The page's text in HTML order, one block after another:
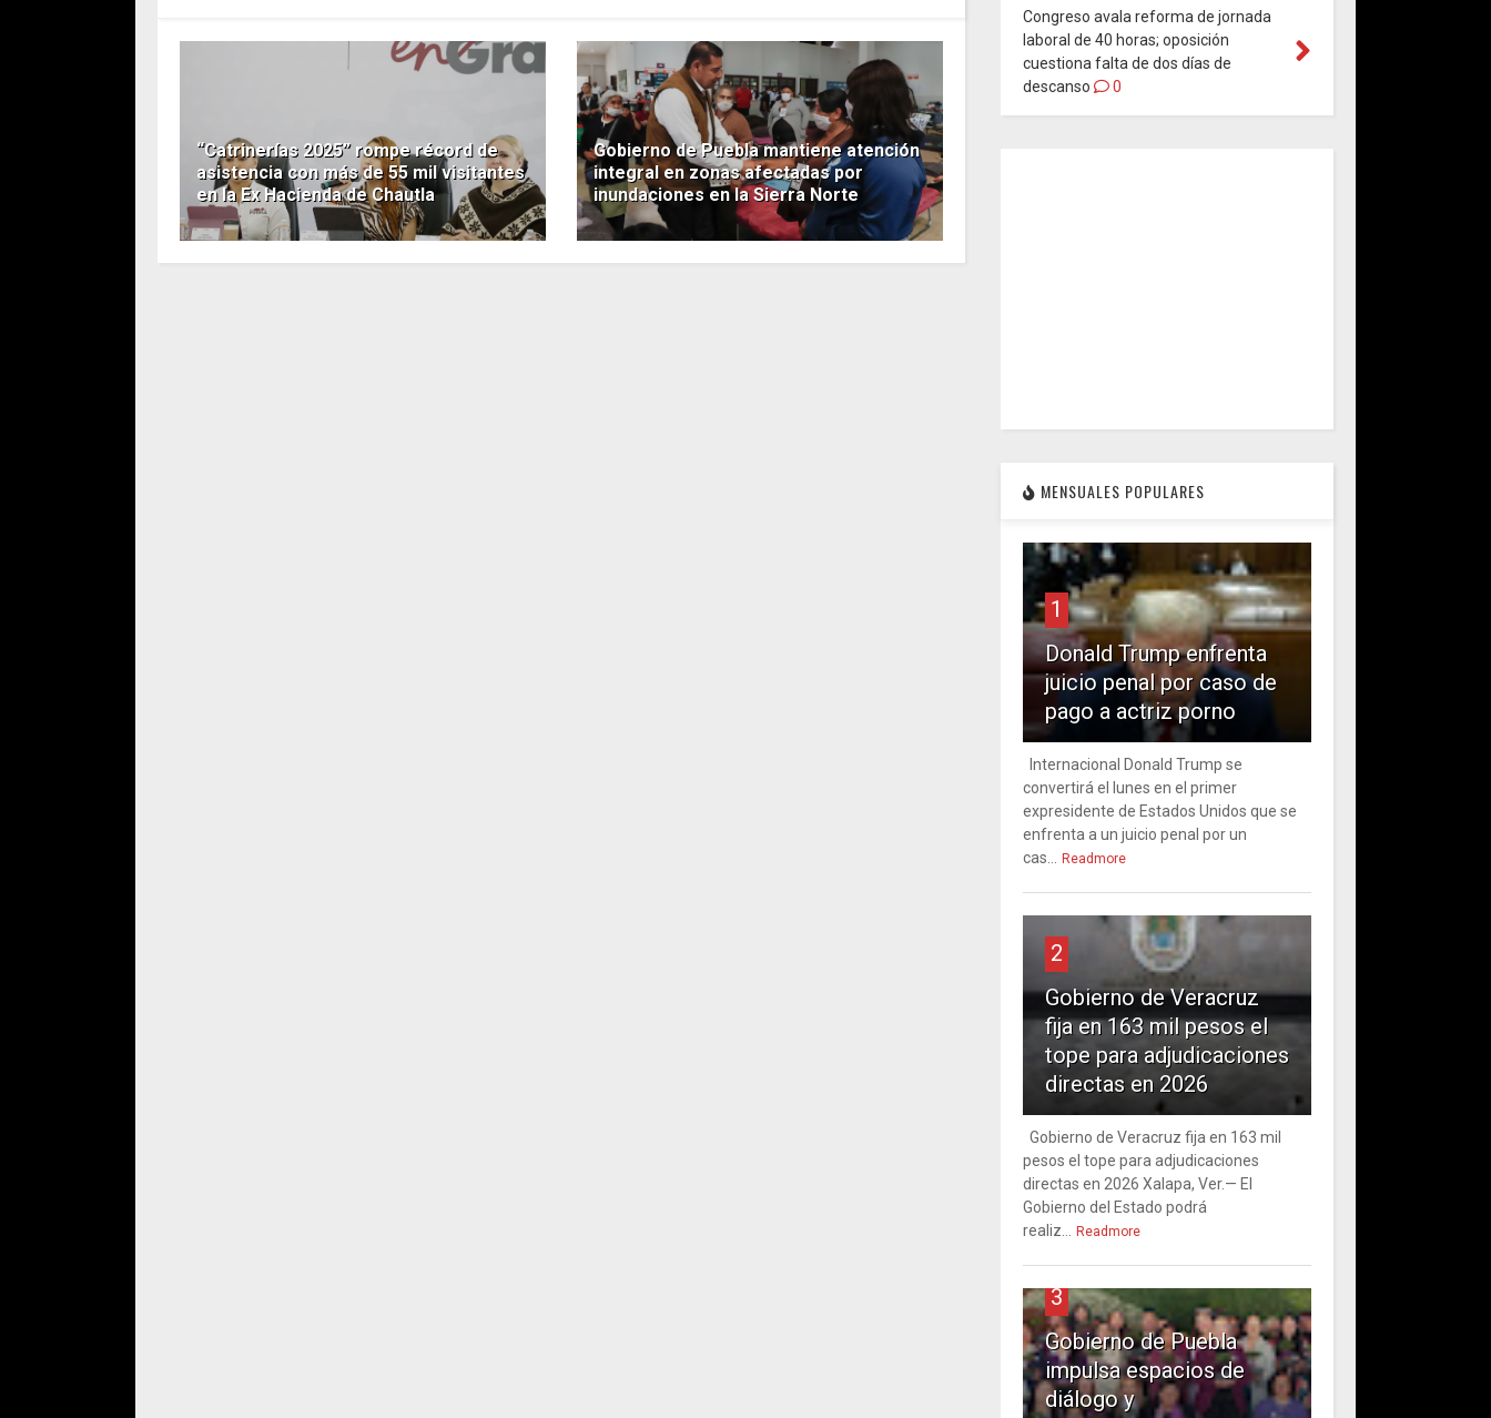
“Catrinerías 2025” rompe récord de
asistencia con más de 55 mil visitantes
en la Ex Hacienda de Chautla
Gobierno de Puebla mantiene atención
integral en zonas afectadas por
inundaciones en la Sierra Norte
Congreso avala reforma de jornada
laboral de 40 horas; oposición
cuestiona falta de dos días de
descanso
0
MENSUALES POPULARES
1
Donald Trump enfrenta
juicio penal por caso de
pago a actriz porno
Internacional Donald Trump se
convertirá el lunes en el primer
expresidente de Estados Unidos que se
enfrenta a un juicio penal por un
cas...
Readmore
2
Gobierno de Veracruz
fija en 163 mil pesos el
tope para adjudicaciones
directas en 2026
Gobierno de Veracruz fija en 163 mil
pesos el tope para adjudicaciones
directas en 2026 Xalapa, Ver.— El
Gobierno del Estado podrá
realiz...
Readmore
3
Gobierno de Puebla
impulsa espacios de
diálogo y